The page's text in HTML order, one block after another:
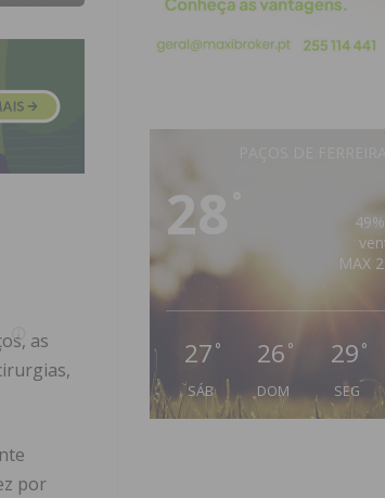
as
por
28
MAX
27 °
SÁB
26 °
DOM
29 °
SEG